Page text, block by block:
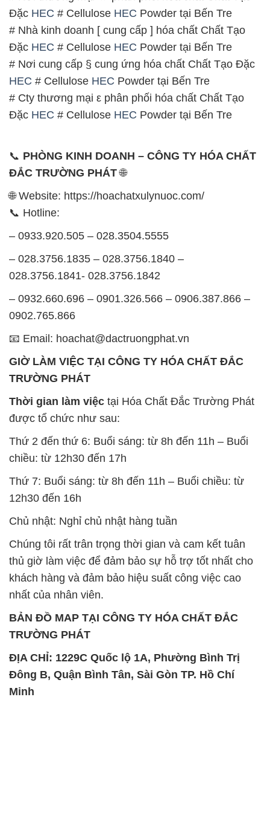
HEC # Cellulose HEC Powder tại Bến Tre
# Cty thương mại ε phân phối hóa chất Chất Tạo
Đặc HEC # Cellulose HEC Powder tại Bến Tre
📞PHÒNG KINH DOANH – CÔNG TY HÓA CHẤT
ĐẮC TRƯỜNG PHÁT🌐
🌐 Website: https://hoachatxulynuoc.com/
– 0933.920.505 – 028.3504.5555
028.3756.1841- 028.3756.1842
0902.765.866
📧 Email: hoachat@dactruongphat.vn
TRƯỜNG PHÁT
được tổ chức như sau:
Thứ 2 đến thứ 6: Buổi sáng: từ 8h đến 11h – Buổi
chiều: từ 12h30 đến 17h
Thứ 7: Buổi sáng: từ 8h đến 11h – Buổi chiều: từ
12h30 đến 16h
Chủ nhật: Nghỉ chủ nhật hàng tuần
thủ giờ làm việc để đảm bảo sự hỗ trợ tốt nhất cho
khách hàng và đảm bảo hiệu suất công việc cao
nhất của nhân viên.
BẢN ĐỒ MAP TẠI CÔNG TY HÓA CHẤT ĐẮC
TRƯỜNG PHÁT
ĐỊA CHỈ: 1229C Quốc lộ 1A, Phường Bình Trị
Đông B, Quận Bình Tân, Sài Gòn TP. Hồ Chí
Minh